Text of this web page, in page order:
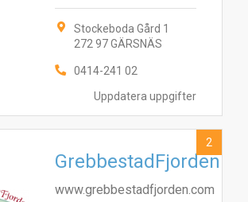
Uppdatera uppgifter
Stockeboda Gård 1
272 97 GÄRSNÄS
0414-241 02
GrebbestadFjorden
www.grebbestadfjorden.com
2